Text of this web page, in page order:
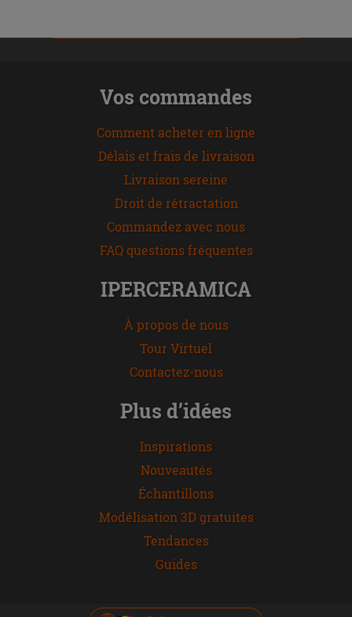
Vos commandes
Comment acheter en ligne
Délais et frais de livraison
Livraison sereine
Droit de rétractation
Commandez avec nous
FAQ questions fréquentes
IPERCERAMICA
À propos de nous
Tour Virtuel
Contactez-nous
Plus d’idées
Inspirations
Nouveautés
Échantillons
Modélisation 3D gratuites
Tendances
Guides